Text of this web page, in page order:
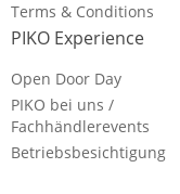
Terms & Conditions
PIKO Experience
Open Door Day
PIKO bei uns /
Fachhändlerevents
Betriebsbesichtigung